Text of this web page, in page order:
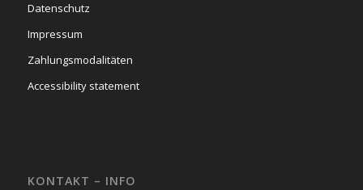
Datenschutz
Impressum
Zahlungsmodalitäten
Accessibility statement
KONTAKT – INFO